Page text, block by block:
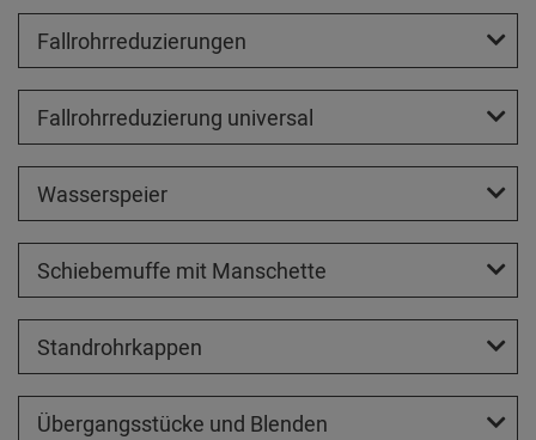
Fallrohrreduzierungen
Fallrohrreduzierung universal
Wasserspeier
Schiebemuffe mit Manschette
Standrohrkappen
Übergangsstücke und Blenden